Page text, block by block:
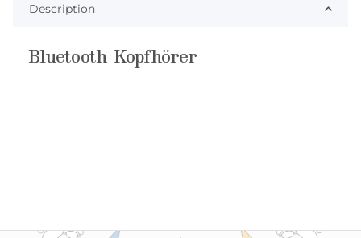
Description
Bluetooth Kopfhörer